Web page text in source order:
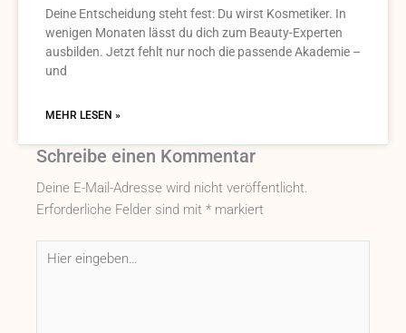
Deine Entscheidung steht fest: Du wirst Kosmetiker. In
wenigen Monaten lässt du dich zum Beauty-Experten
ausbilden. Jetzt fehlt nur noch die passende Akademie –
und
MEHR LESEN »
Schreibe einen Kommentar
Deine E-Mail-Adresse wird nicht veröffentlicht.
Erforderliche Felder sind mit * markiert
Hier